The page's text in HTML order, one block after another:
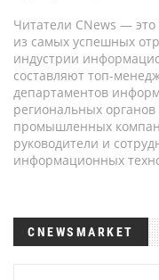
Читатели CNews —
из самых успешных
индустрии
составляют топ-
департаментов
региональных органов
промышленных
руководители и
информационных
CNEWSMARKET